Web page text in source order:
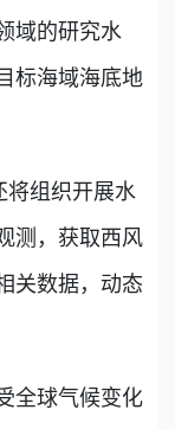
域的研究水
标海域海底地
组织开展水
测，获取西风
关数据，动态
球气候变化